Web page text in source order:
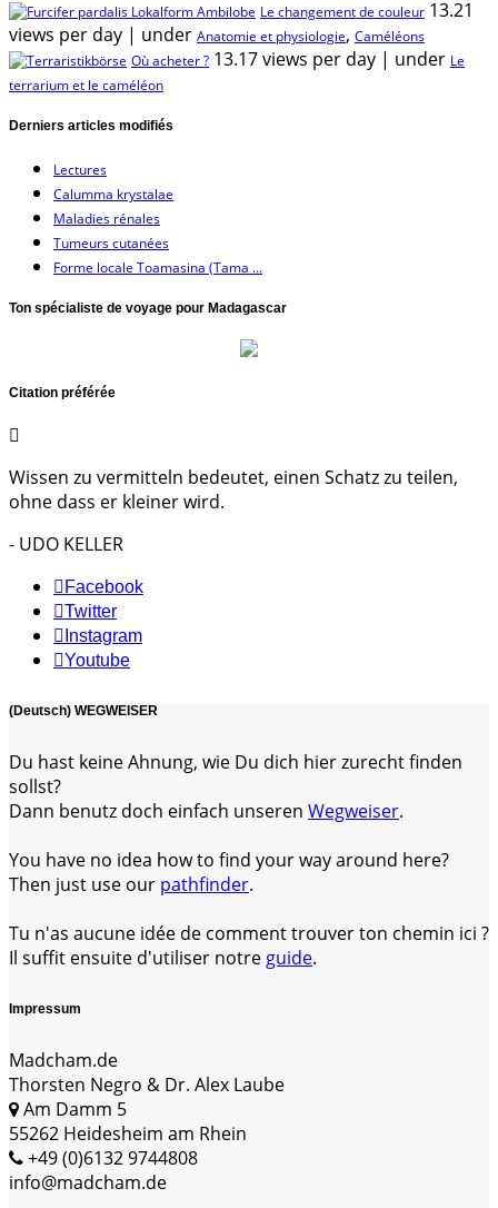
Le changement de couleur 13.21
views per day | under Anatomie et physiologie, Caméléons
Où acheter ? 13.17 views per day | under Le
terrarium et le caméléon
Derniers articles modifiés
Lectures
Calumma krystalae
Maladies rénales
Tumeurs cutanées
Forme locale Toamasina (Tama ...
Ton spécialiste de voyage pour Madagascar
Citation préférée
Wissen zu vermitteln bedeutet, einen Schatz zu teilen,
ohne dass er kleiner wird.
- UDO KELLER
Facebook
Twitter
Instagram
Youtube
(Deutsch) WEGWEISER
Du hast keine Ahnung, wie Du dich hier zurecht finden
sollst?
Dann benutz doch einfach unseren Wegweiser.
You have no idea how to find your way around here?
Then just use our pathfinder.
Tu n'as aucune idée de comment trouver ton chemin ici ?
Il suffit ensuite d'utiliser notre guide.
Impressum
Madcham.de
Thorsten Negro & Dr. Alex Laube
Am Damm 5
55262 Heidesheim am Rhein
+49 (0)6132 9744808
info@madcham.de